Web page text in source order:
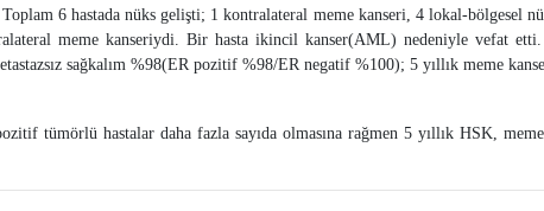
6 hastada nüks gelişti; 1 kontralateral meme kanseri, 4 lokal-bölgesel
meme kanseriydi. Bir hasta ikincil kanser(AML) nedeniyle vefat
sağkalım %98(ER pozitif %98/ER negatif %100); 5 yıllık meme
tümörlü hastalar daha fazla sayıda olmasına rağmen 5 yıllık HSK,